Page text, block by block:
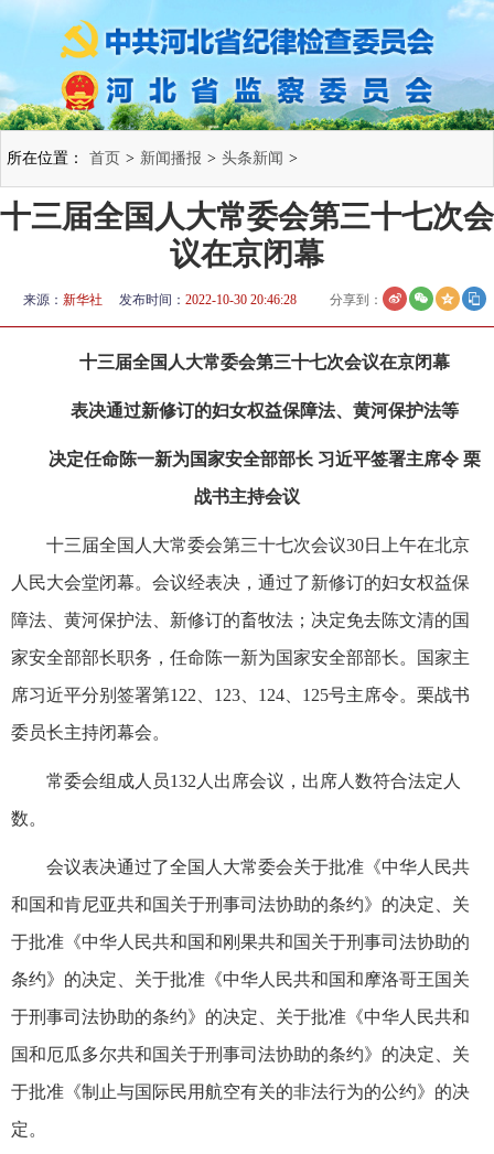
所在位置： 首页 > 新闻播报 > 头条新闻 >
十三届全国人大常委会第三十七次会
议在京闭幕
来源： 新华社 发布时间： 2022-10-30 20:46:28 分享到：
十三届全国人大常委会第三十七次会议在京闭幕
表决通过新修订的妇女权益保障法、黄河保护法等
决定任命陈一新为国家安全部部长 习近平签署主席令 栗
战书主持会议
十三届全国人大常委会第三十七次会议30日上午在北京
人民大会堂闭幕。会议经表决，通过了新修订的妇女权益保
障法、黄河保护法、新修订的畜牧法；决定免去陈文清的国
家安全部部长职务，任命陈一新为国家安全部部长。国家主
席习近平分别签署第122、123、124、125号主席令。栗战书
委员长主持闭幕会。
常委会组成人员132人出席会议，出席人数符合法定人
数。
会议表决通过了全国人大常委会关于批准《中华人民共
和国和肯尼亚共和国关于刑事司法协助的条约》的决定、关
于批准《中华人民共和国和刚果共和国关于刑事司法协助的
条约》的决定、关于批准《中华人民共和国和摩洛哥王国关
于刑事司法协助的条约》的决定、关于批准《中华人民共和
国和厄瓜多尔共和国关于刑事司法协助的条约》的决定、关
于批准《制止与国际民用航空有关的非法行为的公约》的决
定。